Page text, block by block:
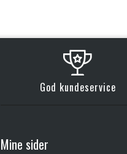
God kundeservice
Mine sider